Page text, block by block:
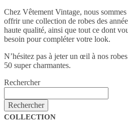
Chez Vêtement Vintage, nous
offrir une collection de robes des
haute qualité, ainsi que tout ce dont
besoin pour compléter votre look.
N’hésitez pas à jeter un œil à nos robes
50 super charmantes.
Rechercher
Rechercher
COLLECTION